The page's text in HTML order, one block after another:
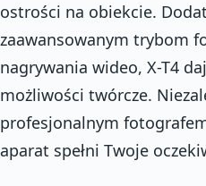
ostrości na obiekcie.
zaawansowanym trybom
nagrywania wideo, X-T4
możliwości twórcze.
profesjonalnym
aparat spełni Twoje